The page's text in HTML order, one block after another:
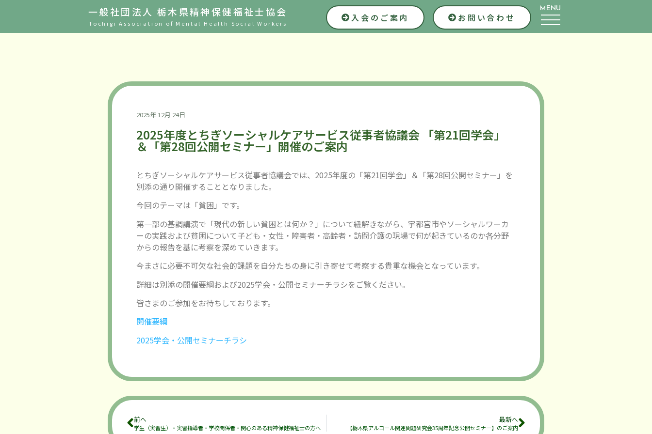
一般社団法人 栃木県精神保健福祉士協会
Tochigi Association of Mental Health Social Workers 入会のご案内 お問い合わせ
MENU
2025年 12月 24日
2025年度とちぎソーシャルケアサービス従事者協議会 「第21回学会」
＆「第28回公開セミナー」開催のご案内
とちぎソーシャルケアサービス従事者協議会では、2025年度の「第21回学会」＆「第28回公開セミナー」を
別添の通り開催することとなりました。
今回のテーマは「貧困」です。
第一部の基調講演で「現代の新しい貧困とは何か？」について紐解きながら、宇都宮市やソーシャルワーカ
ーの実践および貧困について子ども・女性・障害者・高齢者・訪問介護の現場で何が起きているのか各分野
からの報告を基に考察を深めていきます。
今まさに必要不可欠な社会的課題を自分たちの身に引き寄せて考察する貴重な機会となっています。
詳細は別添の開催要綱および2025学会・公開セミナーチラシをご覧ください。
皆さまのご参加をお待ちしております。
開催要綱
2025学会・公開セミナーチラシ
前へ
学生（実習生）・実習指導者・学校関係者・関心のある精神保健福祉士の方へ
最新へ
【栃木県アルコール関連問題研究会35周年記念公開セミナー】のご案内